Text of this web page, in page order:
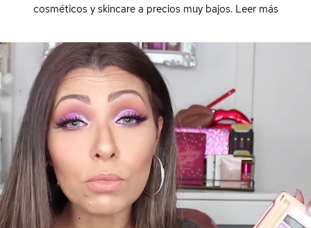
cosméticos y skincare a precios muy bajos. Leer más